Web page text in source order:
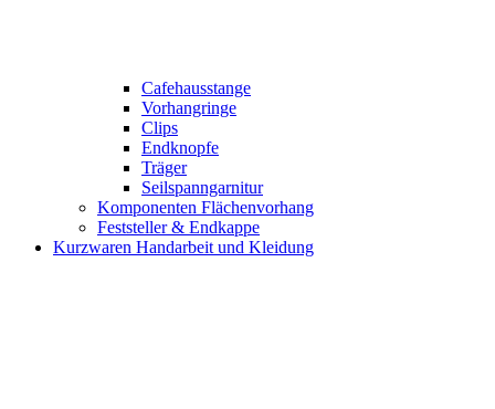
Cafehausstange
Vorhangringe
Clips
Endknopfe
Träger
Seilspanngarnitur
Komponenten Flächenvorhang
Feststeller & Endkappe
Kurzwaren Handarbeit und Kleidung